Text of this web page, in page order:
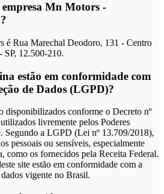
Mn Motors -
é Rua Marechal Deodoro, 131 - Centro
SP, 12.500-210.
estão em conformidade com
de Dados (LGPD)?
disponibilizados conforme o Decreto nº
livremente pelos Poderes
Segundo a LGPD (Lei nº 13.709/2018),
pessoais ou sensíveis, especialmente
como os fornecidos pela Receita Federal.
site estão em conformidade com a
vigente no Brasil.